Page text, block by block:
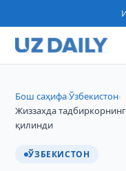
Бош саҳифа›Ўзбекистон›
Жиззахда
қилинди
ЎЗБЕКИСТОН